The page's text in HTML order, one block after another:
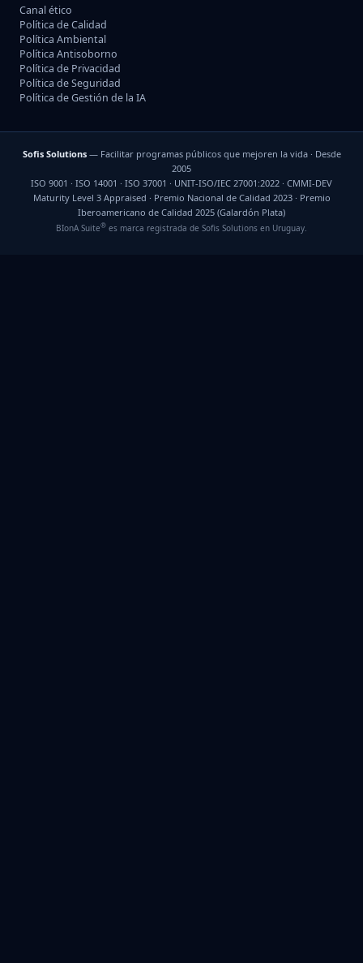
Canal ético
Política de Calidad
Política Ambiental
Política Antisoborno
Política de Privacidad
Política de Seguridad
Política de Gestión de la IA
Sofis Solutions— Facilitar programas públicos que mejoren la vida · Desde
2005
ISO 9001 · ISO 14001 · ISO 37001 · UNIT-ISO/IEC 27001:2022 · CMMI-DEV
Maturity Level 3 Appraised · Premio Nacional de Calidad 2023 · Premio
Iberoamericano de Calidad 2025 (Galardón Plata)
BIonA Suite® es marca registrada de Sofis Solutions en Uruguay.